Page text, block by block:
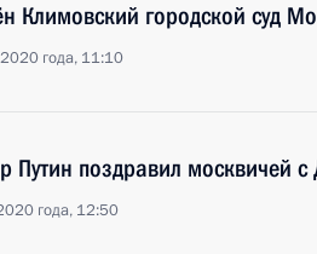
Климовский городской суд
года, 11:10
Путин поздравил москвичей
года, 12:50